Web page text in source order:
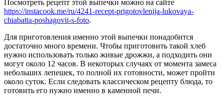
Посмотреть рецепт этой выпечки можно на сайте
https://instacook.me/ru/4241-recept-prigotovlenija-lukovaya-
chiabatta-poshagovii-s-foto.
Для приготовления именно этой выпечки понадобится
достаточно много времени. Чтобы приготовить такой хлеб
нужно использовать только живые дрожжи, а подходить они
могут около 12 часов. В некоторых случаях от момента замеса
небольших лепешек, то полной их готовности, может пройти
около суток. Если следовать классическом рецепту блюда, то
готовить его нужно именно в каменной печи.